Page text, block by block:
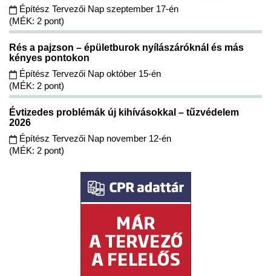
Építész Tervezői Nap szeptember 17-én
(MÉK: 2 pont)
Rés a pajzson – épületburok nyílászáróknál és más
kényes pontokon
Építész Tervezői Nap október 15-én
(MÉK: 2 pont)
Évtizedes problémák új kihívásokkal – tűzvédelem
2026
Építész Tervezői Nap november 12-én
(MÉK: 2 pont)